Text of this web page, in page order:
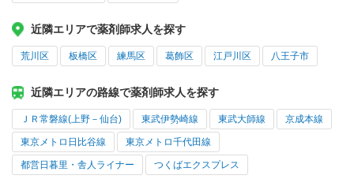
近隣エリアで薬剤師求人を探す
荒川区 板橋区 練馬区 葛飾区 江戸川区 八王子市
近隣エリアの路線で薬剤師求人を探す
ＪＲ常磐線(上野－仙台) 東武伊勢崎線 東武大師線 京成本線
東京メトロ日比谷線 東京メトロ千代田線
都営日暮里・舎人ライナー つくばエクスプレス